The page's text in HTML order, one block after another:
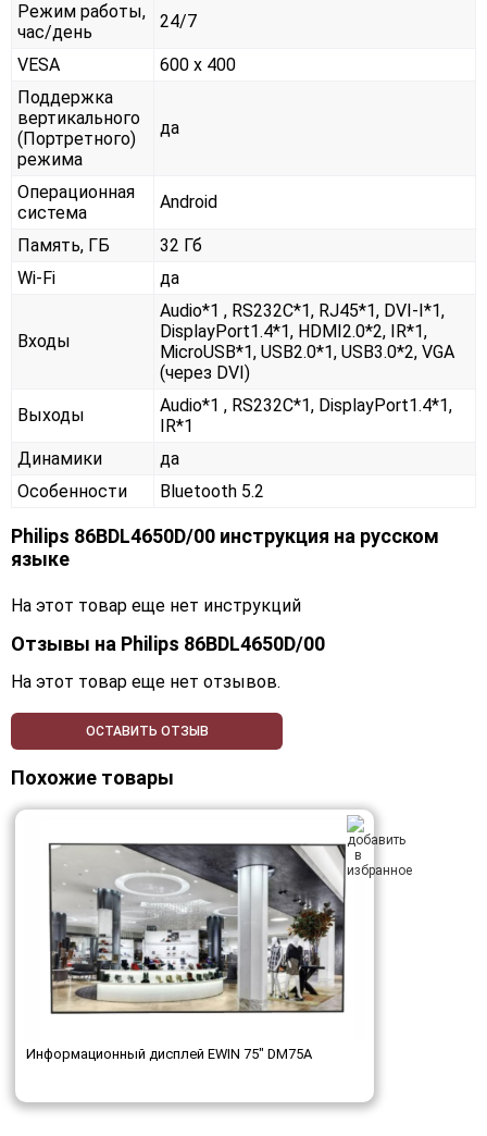
Режим работы,
час/день
24/7
VESA
600 x 400
Поддержка
вертикального
(Портретного)
режима
да
Операционная
система
Android
Память, ГБ
32 Гб
Wi-Fi
да
Входы
Audio*1 , RS232С*1, RJ45*1, DVI-I*1,
DisplayPort1.4*1, HDMI2.0*2, IR*1,
MicroUSB*1, USB2.0*1, USB3.0*2, VGA
(через DVI)
Выходы
Audio*1 , RS232С*1, DisplayPort1.4*1,
IR*1
Динамики
да
Особенности
Bluetooth 5.2
Philips 86BDL4650D/00 инструкция на русском
языке
На этот товар еще нет инструкций
Отзывы на Philips 86BDL4650D/00
На этот товар еще нет отзывов.
ОСТАВИТЬ ОТЗЫВ
Похожие товары
Информационный дисплей EWIN 75" DM75A